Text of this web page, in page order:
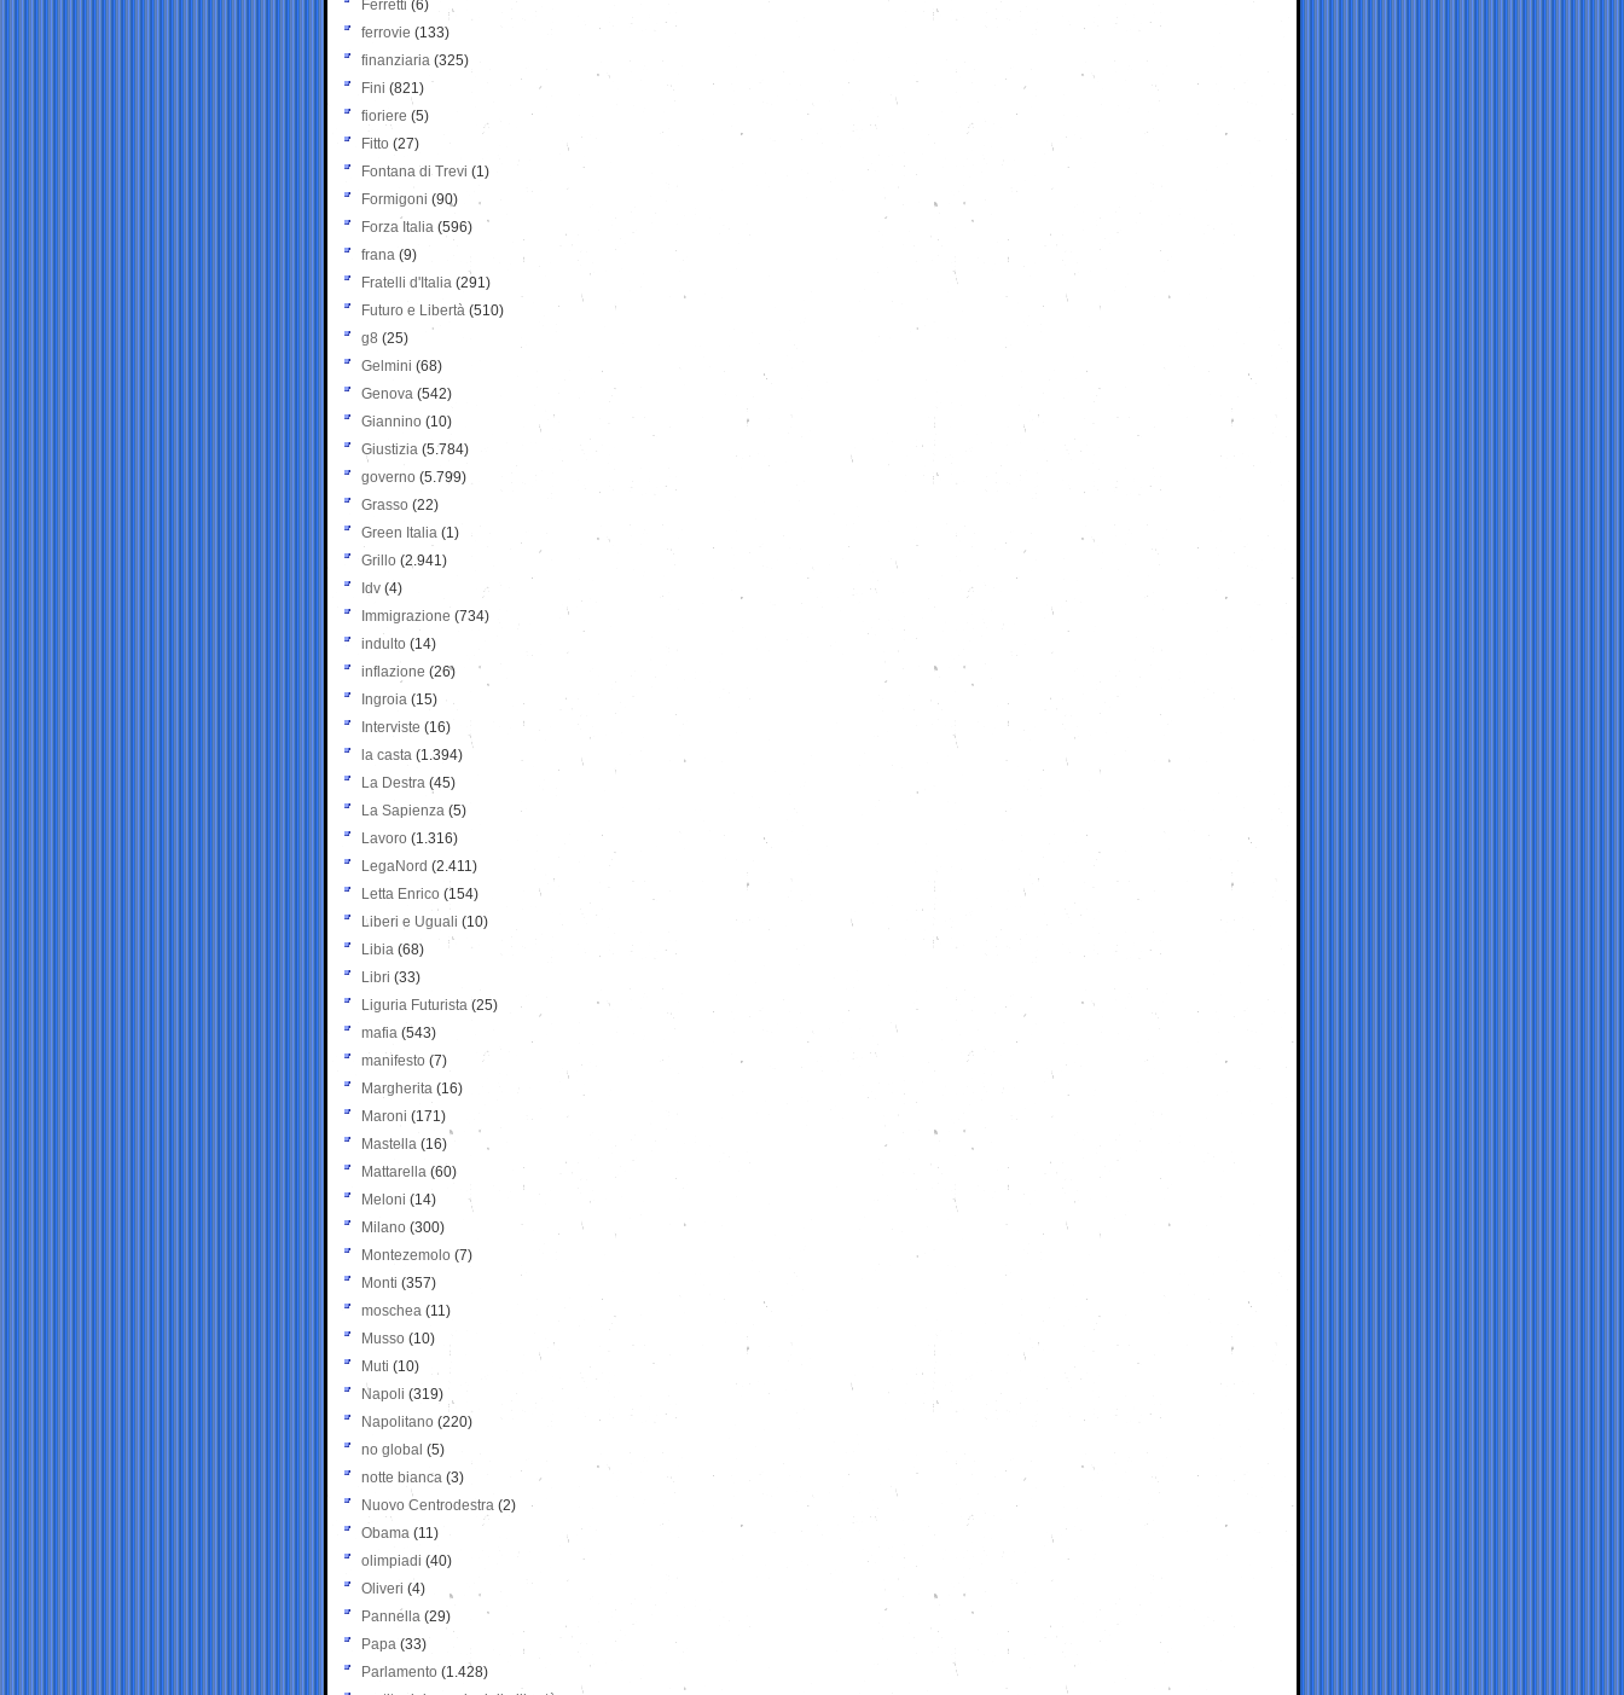
Ferretti (6)
ferrovie (133)
finanziaria (325)
Fini (821)
fioriere (5)
Fitto (27)
Fontana di Trevi (1)
Formigoni (90)
Forza Italia (596)
frana (9)
Fratelli d'Italia (291)
Futuro e Libertà (510)
g8 (25)
Gelmini (68)
Genova (542)
Giannino (10)
Giustizia (5.784)
governo (5.799)
Grasso (22)
Green Italia (1)
Grillo (2.941)
Idv (4)
Immigrazione (734)
indulto (14)
inflazione (26)
Ingroia (15)
Interviste (16)
la casta (1.394)
La Destra (45)
La Sapienza (5)
Lavoro (1.316)
LegaNord (2.411)
Letta Enrico (154)
Liberi e Uguali (10)
Libia (68)
Libri (33)
Liguria Futurista (25)
mafia (543)
manifesto (7)
Margherita (16)
Maroni (171)
Mastella (16)
Mattarella (60)
Meloni (14)
Milano (300)
Montezemolo (7)
Monti (357)
moschea (11)
Musso (10)
Muti (10)
Napoli (319)
Napolitano (220)
no global (5)
notte bianca (3)
Nuovo Centrodestra (2)
Obama (11)
olimpiadi (40)
Oliveri (4)
Pannella (29)
Papa (33)
Parlamento (1.428)